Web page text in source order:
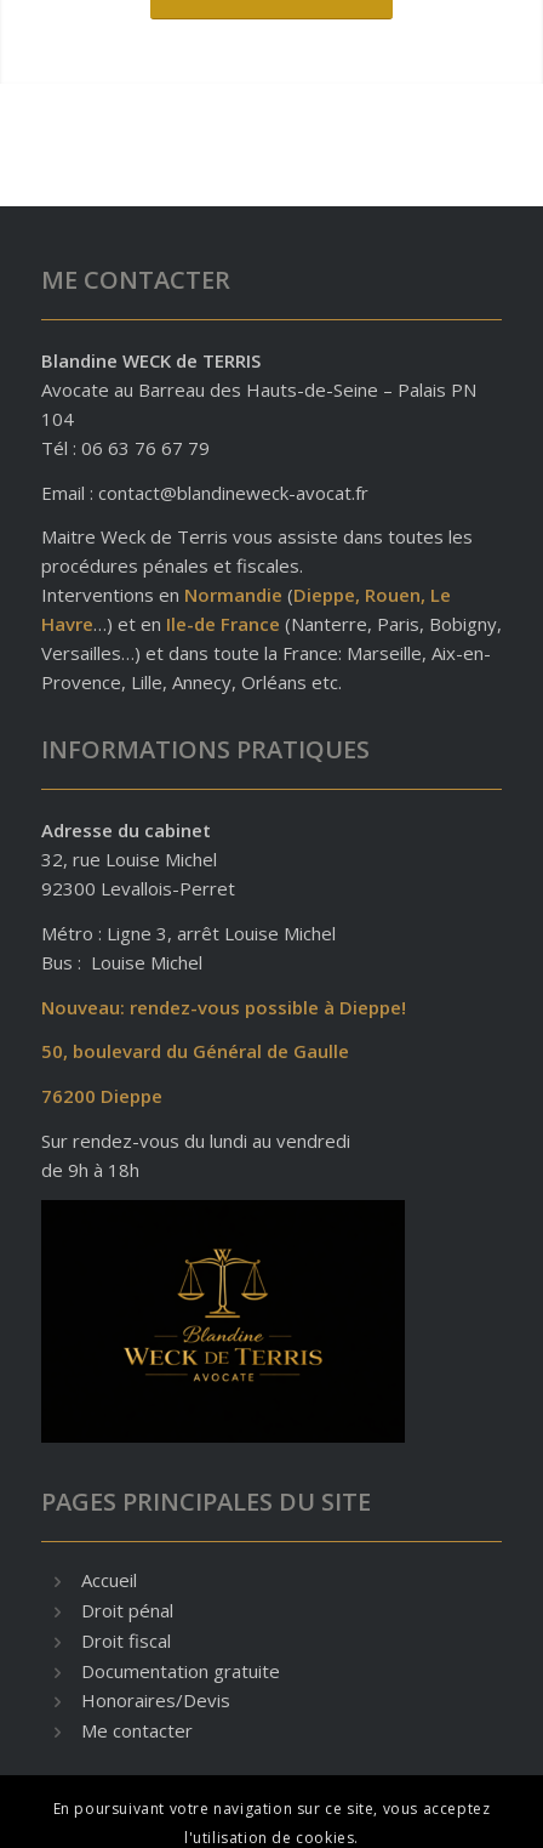
ME CONTACTER
Blandine WECK de TERRIS
Avocate au Barreau des Hauts-de-Seine – Palais PN
104
Tél : 06 63 76 67 79
Email : contact@blandineweck-avocat.fr
Maitre Weck de Terris vous assiste dans toutes les
procédures pénales et fiscales.
Interventions en Normandie (Dieppe, Rouen, Le
Havre…) et en Ile-de France (Nanterre, Paris, Bobigny,
Versailles…) et dans toute la France: Marseille, Aix-en-
Provence, Lille, Annecy, Orléans etc.
INFORMATIONS PRATIQUES
Adresse du cabinet
32, rue Louise Michel
92300 Levallois-Perret
Métro : Ligne 3, arrêt Louise Michel
Bus : Louise Michel
Nouveau: rendez-vous possible à Dieppe!
50, boulevard du Général de Gaulle
76200 Dieppe
Sur rendez-vous du lundi au vendredi
de 9h à 18h
PAGES PRINCIPALES DU SITE
Accueil
Droit pénal
Droit fiscal
Documentation gratuite
Honoraires/Devis
Me contacter
En poursuivant votre navigation sur ce site, vous acceptez
l'utilisation de cookies.